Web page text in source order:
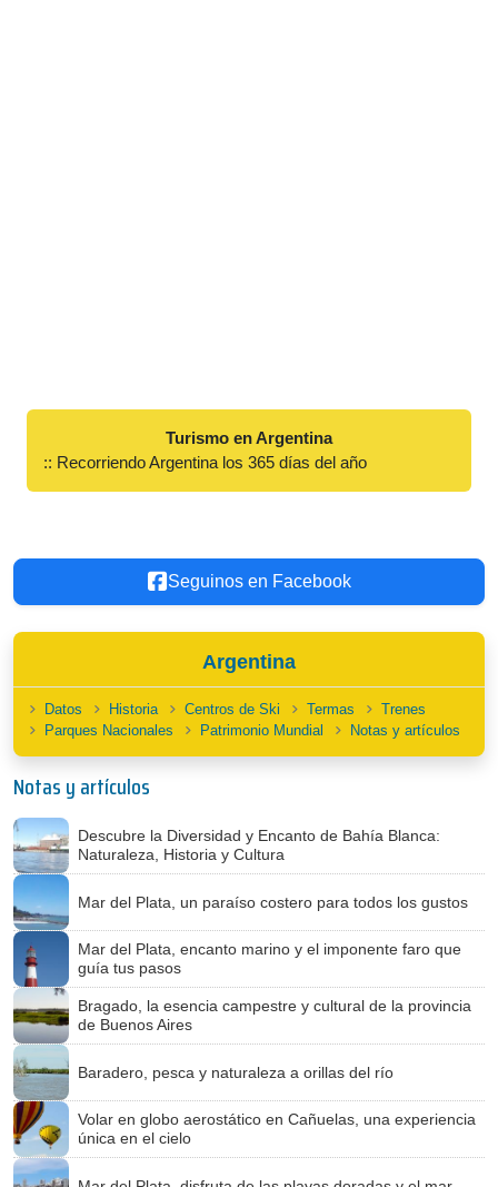
Turismo en Argentina
:: Recorriendo Argentina los 365 días del año
Seguinos en Facebook
Argentina
Datos Historia Centros de Ski Termas
Trenes
Parques Nacionales
Patrimonio Mundial Notas y artículos
Notas y artículos
Descubre la Diversidad y Encanto de Bahía Blanca:
Naturaleza, Historia y Cultura
Mar del Plata, un paraíso costero para todos los gustos
Mar del Plata, encanto marino y el imponente faro que
guía tus pasos
Bragado, la esencia campestre y cultural de la provincia
de Buenos Aires
Baradero, pesca y naturaleza a orillas del río
Volar en globo aerostático en Cañuelas, una experiencia
única en el cielo